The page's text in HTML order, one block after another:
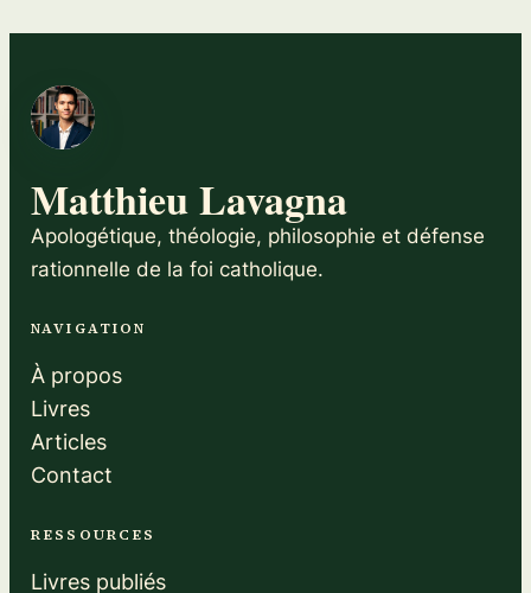
Matthieu Lavagna
Apologétique, théologie, philosophie et défense
rationnelle de la foi catholique.
NAVIGATION
À propos
Livres
Articles
Contact
RESSOURCES
Livres publiés